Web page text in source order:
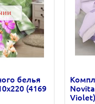
белья
(4169
Violet)